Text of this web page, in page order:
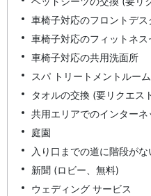
車椅子対応のフロントデス
車椅子対応のフィットネス
車椅子対応の共用洗面所
スパ トリートメントルーム
タオルの交換 (要リクエス
共用エリアでのインター
庭園
入り口までの道に階段がな
新聞 (ロビー、無料)
ウェディング サービス